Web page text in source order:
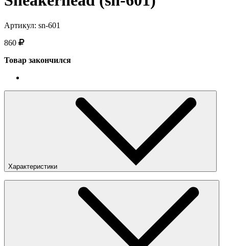
Артикул: sn-601
860
Товар закончился
Характеристики
Красный